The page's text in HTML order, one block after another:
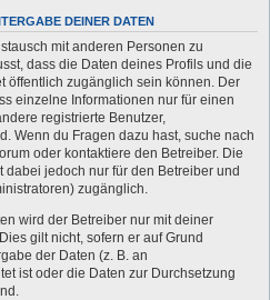
DEINER DATEN
mit anderen Personen zu
dass die Daten deines Profils und die
öffentlich zugänglich sein können. Der
einzelne Informationen nur für einen
registrierte Benutzer,
Wenn du Fragen dazu hast, suche nach
oder kontaktiere den Betreiber. Die
dabei jedoch nur für den Betreiber und
zugänglich.
wird der Betreiber nur mit deiner
gilt nicht, sofern er auf Grund
der Daten (z. B. an
ist oder die Daten zur Durchsetzung